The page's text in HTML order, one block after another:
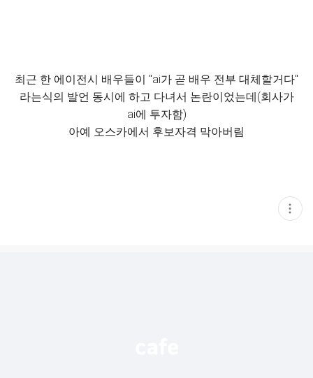
최근 한 에이전시 배우들이 "ai가 곧 배우 전부 대체할거다"
라는식의 발언 동시에 하고 다녀서 논란이었는데(회사가
ai에 투자함)
아예 오스카에서 후보자격 막아버림
현
재